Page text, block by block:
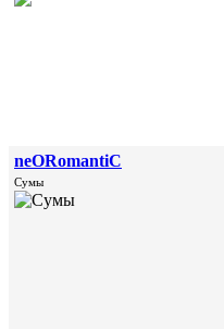
neORomantiC
Сумы